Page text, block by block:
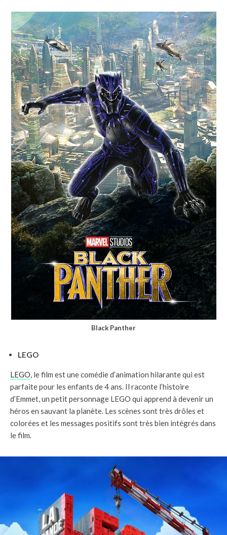
Black Panther
LEGO
LEGO, le film est une comédie d’animation hilarante qui est
parfaite pour les enfants de 4 ans. Il raconte l’histoire
d’Emmet, un petit personnage LEGO qui apprend à devenir un
héros en sauvant la planète. Les scènes sont très drôles et
colorées et les messages positifs sont très bien intégrés dans
le film.